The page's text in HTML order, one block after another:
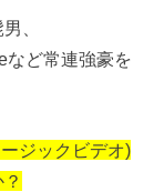
、
など常連強豪を
ジックビデオ)